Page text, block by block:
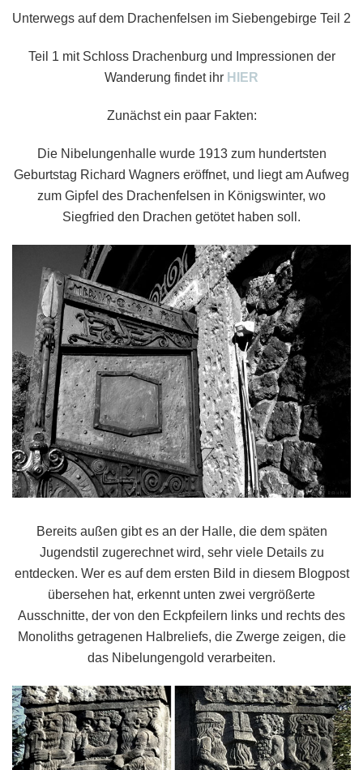
Unterwegs auf dem Drachenfelsen im Siebengebirge Teil 2
Teil 1 mit Schloss Drachenburg und Impressionen der
Wanderung findet ihr HIER
Zunächst ein paar Fakten:
Die Nibelungenhalle wurde 1913 zum hundertsten
Geburtstag Richard Wagners eröffnet, und liegt am Aufweg
zum Gipfel des Drachenfelsen in Königswinter, wo
Siegfried den Drachen getötet haben soll.
Bereits außen gibt es an der Halle, die dem späten
Jugendstil zugerechnet wird, sehr viele Details zu
entdecken. Wer es auf dem ersten Bild in diesem Blogpost
übersehen hat, erkennt unten zwei vergrößerte
Ausschnitte, der von den Eckpfeilern links und rechts des
Monoliths getragenen Halbreliefs, die Zwerge zeigen, die
das Nibelungengold verarbeiten.